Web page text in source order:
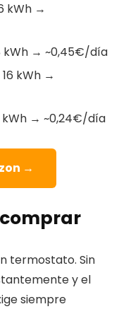
kWh →
kWh → ~0,45€/día
kWh →
kWh → ~0,24€/día
→
comprar
termostato. Sin
y el
siempre